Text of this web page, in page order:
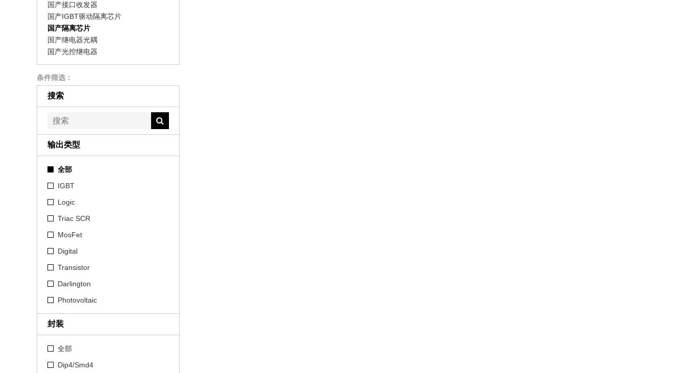
国产接口收发器
国产IGBT驱动隔离芯片
国产隔离芯片
国产继电器光耦
国产光控继电器
条件筛选：
搜索
输出类型
全部
IGBT
Logic
Triac SCR
MosFet
Digital
Transistor
Darlington
Photovoltaic
封装
全部
Dip4/Smd4